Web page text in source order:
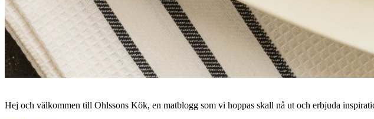
Hej och välkommen till Ohlssons Kök, en matblogg som vi hoppas skall nå ut och erbjuda